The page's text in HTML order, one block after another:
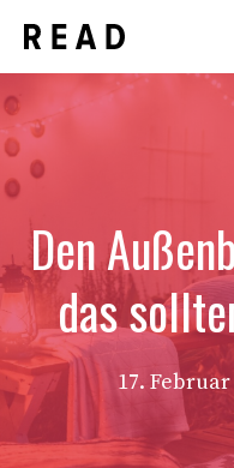
Inhalt
springen
Den
das
17. Februar